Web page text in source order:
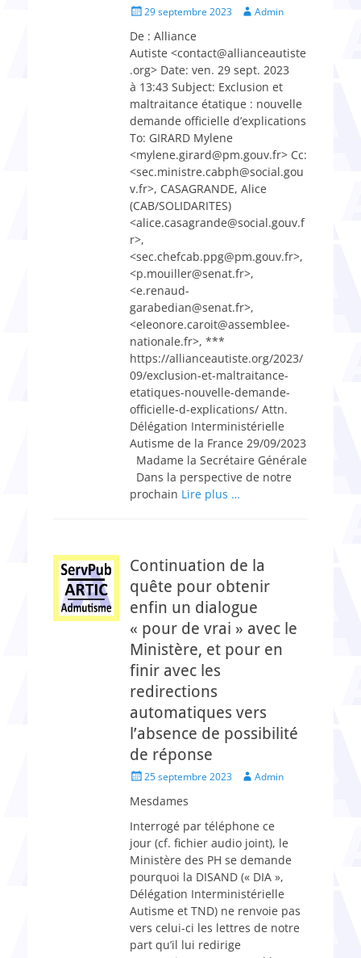
Posted29 septembre 2023 Author
Admin
De : Alliance
Autiste <contact@allianceautiste
.org> Date: ven. 29 sept. 2023
à 13:43 Subject: Exclusion et
maltraitance étatique : nouvelle
demande officielle d’explications
To: GIRARD Mylene
<mylene.girard@pm.gouv.fr> Cc:
<sec.ministre.cabph@social.gou
v.fr>, CASAGRANDE, Alice
(CAB/SOLIDARITES)
<alice.casagrande@social.gouv.f
r>,
<sec.chefcab.ppg@pm.gouv.fr>,
<p.mouiller@senat.fr>,
<e.renaud-
garabedian@senat.fr>,
<eleonore.caroit@assemblee-
nationale.fr>, ***
https://allianceautiste.org/2023/
09/exclusion-et-maltraitance-
etatiques-nouvelle-demande-
officielle-d-explications/ Attn.
Délégation Interministérielle
Autisme de la France 29/09/2023
Madame la Secrétaire Générale
Dans la perspective de notre
prochain Lire plus …
Continuation de la
quête pour obtenir
enfin un dialogue
« pour de vrai » avec le
Ministère, et pour en
finir avec les
redirections
automatiques vers
l’absence de possibilité
de réponse
Posted25 septembre 2023 Author
Admin
Mesdames
Interrogé par téléphone ce
jour (cf. fichier audio joint), le
Ministère des PH se demande
pourquoi la DISAND (« DIA »,
Délégation Interministérielle
Autisme et TND) ne renvoie pas
vers celui-ci les lettres de notre
part qu’il lui redirige